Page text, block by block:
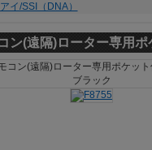
イ/SSI（DNA）
ン(遠隔)ローター専用